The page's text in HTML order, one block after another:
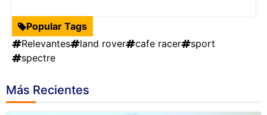
Popular Tags
Relevantes
land rover cafe racer
sport
spectre
Más Recientes